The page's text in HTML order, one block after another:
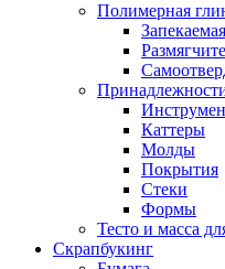
Полимерная
Запекаемая
Каттеры
Молды
Покрытия
Стеки
Формы
Тесто и масса
Скрапбукинг